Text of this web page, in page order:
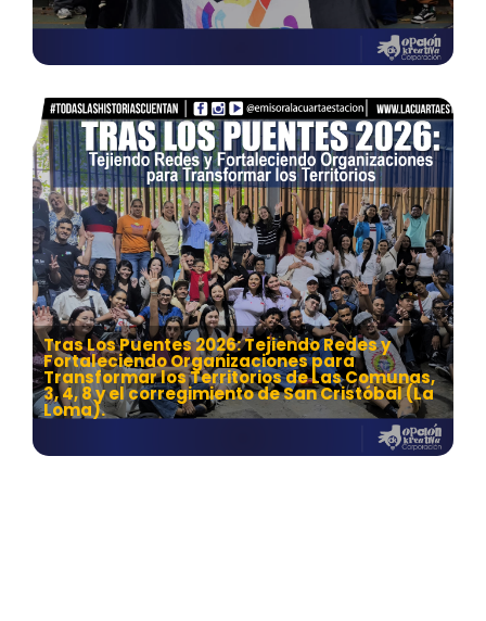
Tras Los Puentes 2026: Tejiendo Redes y
Fortaleciendo Organizaciones para
Transformar los Territorios de Las Comunas,
3, 4, 8 y el corregimiento de San Cristóbal (La
Loma).